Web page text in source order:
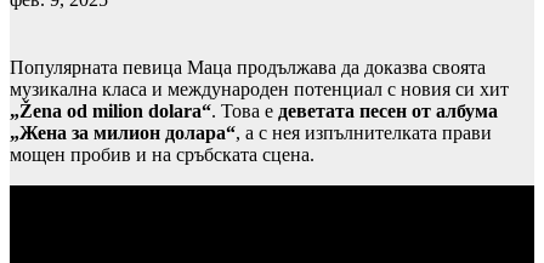
Популярната певица Маца продължава да доказва своята
музикална класа и международен потенциал с новия си хит
„Žena od milion dolara“. Това е деветата песен от албума
„Жена за милион долара“, а с нея изпълнителката прави
мощен пробив и на сръбската сцена.